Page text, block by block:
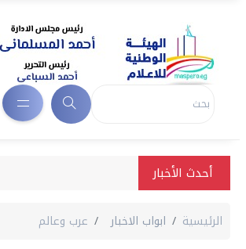
أحدث الأخبار
الرئيسية ابواب الاخبار عرب وعالم